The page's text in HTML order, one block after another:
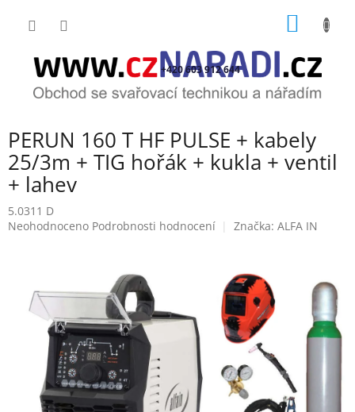
+420 603 912 644
PERUN 160 T HF PULSE + kabely
25/3m + TIG hořák + kukla + ventil
+ lahev
5.0311 D
Průměrné
hvězdiček.
Neohodnoceno Podrobnosti hodnocení Značka: ALFA IN